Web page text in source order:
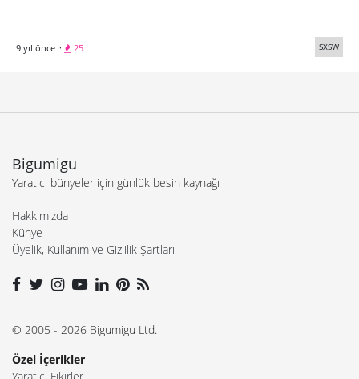
9 yıl önce · 25 SXSW
Bigumigu
Yaratıcı bünyeler için günlük besin kaynağı
Hakkımızda
Künye
Üyelik, Kullanım ve Gizlilik Şartları
© 2005 - 2026 Bigumigu Ltd.
Özel İçerikler